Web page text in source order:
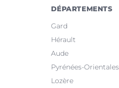
DÉPARTEMENTS
Gard
Hérault
Aude
Pyrénées-Orientales
Lozère